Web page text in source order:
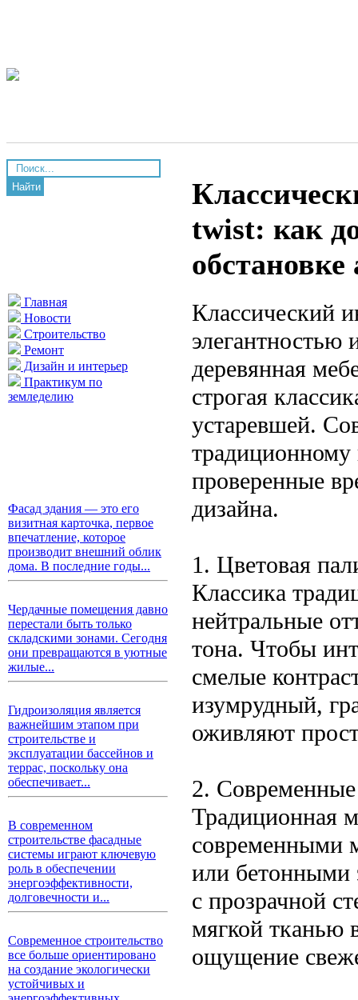
Найти
Главная
Новости
Строительство
Ремонт
Дизайн и интерьер
Практикум по
земледелию
Фасад здания — это его
визитная карточка, первое
впечатление, которое
производит внешний облик
дома. В последние годы...
Чердачные помещения давно
перестали быть только
складскими зонами. Сегодня
они превращаются в уютные
жилые...
Гидроизоляция является
важнейшим этапом при
строительстве и
эксплуатации бассейнов и
террас, поскольку она
обеспечивает...
В современном
строительстве фасадные
системы играют ключевую
роль в обеспечении
энергоэффективности,
долговечности и...
Современное строительство
все больше ориентировано
на создание экологически
устойчивых и
twist: как
обстановке
Классический
деревянная
строгая
устаревшей.
традиционному
проверенные
дизайна.
1. Цветовая
Классика
нейтральные
тона. Чтобы
смелые
изумрудный,
оживляют
2.
Традиционная
современными
или бетонными
с прозрачной
мягкой тканью
ощущение